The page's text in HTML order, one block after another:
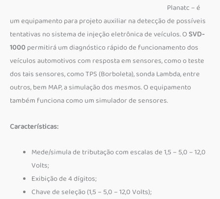
Planatc – é
um equipamento para projeto auxiliar na detecção de possíveis
tentativas no sistema de injeção eletrônica de veículos.OSVD-
1000permitirá um diagnóstico rápido de funcionamento dos
veículos automotivos com resposta em sensores, como o teste
dos tais sensores, como TPS (Borboleta), sonda Lambda, entre
outros, bem MAP, a simulação dos mesmos.O equipamento
também funciona como um simulador de sensores.
Características:
Mede/simula de tributação com escalas de 1,5 – 5,0 – 12,0
Volts;
Exibição de 4 dígitos;
Chave de seleção (1,5 – 5,0 – 12,0 Volts);